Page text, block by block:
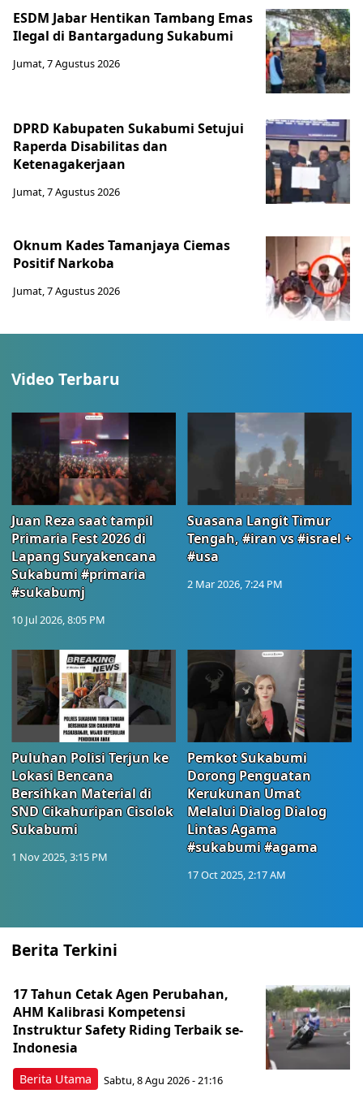
ESDM Jabar Hentikan Tambang Emas
Ilegal di Bantargadung Sukabumi
Jumat, 7 Agustus 2026
DPRD Kabupaten Sukabumi Setujui
Raperda Disabilitas dan
Ketenagakerjaan
Jumat, 7 Agustus 2026
Oknum Kades Tamanjaya Ciemas
Positif Narkoba
Jumat, 7 Agustus 2026
Video Terbaru
Juan Reza saat tampil
Primaria Fest 2026 di
Lapang Suryakencana
Sukabumi #primaria
#sukabumj
10 Jul 2026, 8:05 PM
Suasana Langit Timur
Tengah, #iran vs #israel +
#usa
2 Mar 2026, 7:24 PM
Puluhan Polisi Terjun ke
Lokasi Bencana
Bersihkan Material di
SND Cikahuripan Cisolok
Sukabumi
1 Nov 2025, 3:15 PM
Pemkot Sukabumi
Dorong Penguatan
Kerukunan Umat
Melalui Dialog Dialog
Lintas Agama
#sukabumi #agama
17 Oct 2025, 2:17 AM
Berita Terkini
Berita Utama
17 Tahun Cetak Agen Perubahan,
AHM Kalibrasi Kompetensi
Instruktur Safety Riding Terbaik se-
Indonesia
Sabtu, 8 Agu 2026 - 21:16